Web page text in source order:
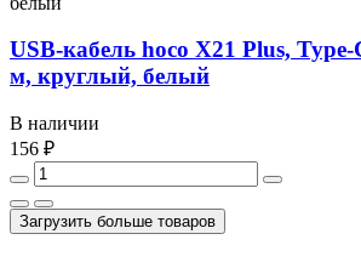
USB-кабель hoco X21 Plus,
м, круглый, белый
В наличии
156 ₽
Загрузить больше товаров